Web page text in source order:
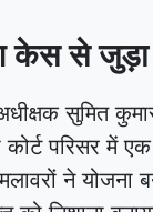
केस से जुड़ा
सुमित
कोर्ट परिसर में
ने योजना